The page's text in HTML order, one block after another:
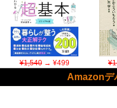
¥1,540→ ¥499
Amazonデ